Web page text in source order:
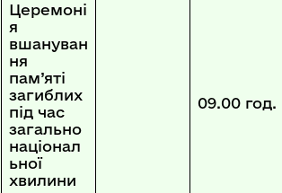
Церемоні
я
вшануван
ня
пам’яті
загиблих
під час
загально
націонал
ьної
хвилини
09.00 год.